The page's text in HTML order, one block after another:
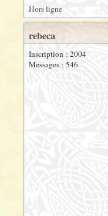
Hors ligne
rebeca
Inscription : 2004
Messages : 546